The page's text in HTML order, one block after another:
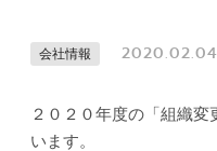
会社情報 2020.02.04
２０２０年度の「組織
います。